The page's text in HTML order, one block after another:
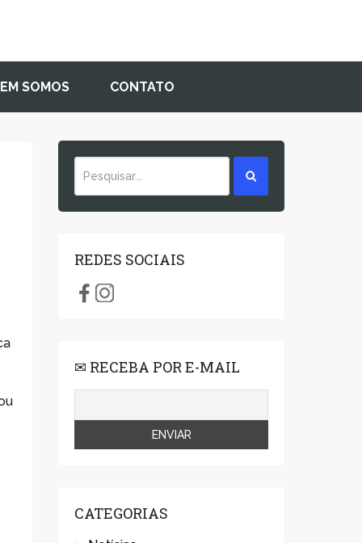
SOMOS CONTATO
REDES SOCIAIS
✉ RECEBA POR E-MAIL
CATEGORIAS